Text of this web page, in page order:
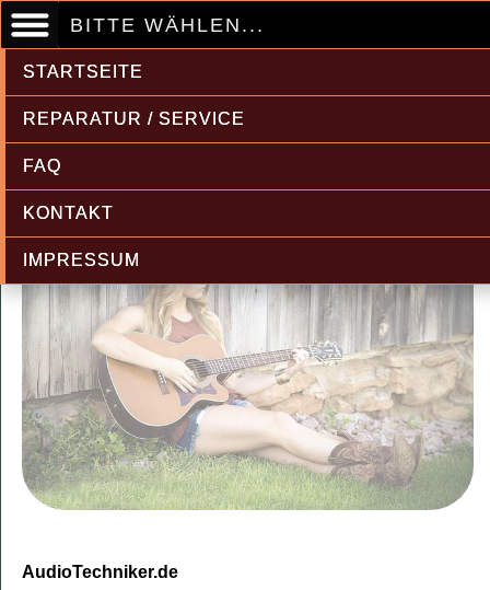
BITTE WÄHLEN...
STARTSEITE
REPARATUR / SERVICE
FAQ
KONTAKT
IMPRESSUM
AudioTechniker.de